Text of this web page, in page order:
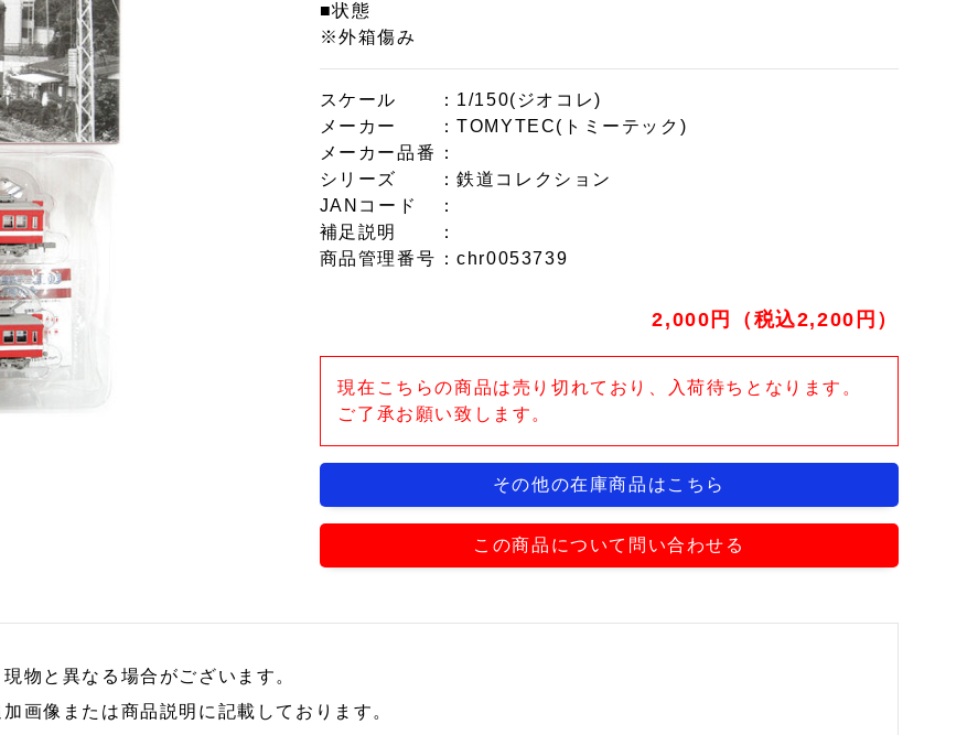
■状態
※外箱傷み
スケール
：1/150(ジオコレ)
メーカー
：TOMYTEC(トミーテック)
メーカー品番
：
シリーズ
：鉄道コレクション
JANコード
：
補足説明
：
商品管理番号 ：chr0053739
2,000円（税込2,200円）
現在こちらの商品は売り切れており、入荷待ちとなります。
ご了承お願い致します。
その他の在庫商品はこちら
この商品について問い合わせる
物と異なる場合がございます。
画像または商品説明に記載しております。